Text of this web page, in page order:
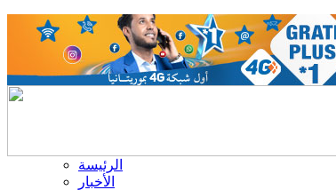
الرئيسة
الأخبار